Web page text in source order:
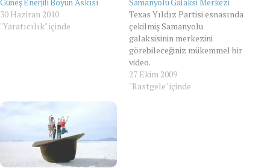
30 Haziran 2010
"Yaratıcılık" içinde
Texas Yıldız Partisi esnasında
çekilmiş Samanyolu
galaksisinin merkezini
görebileceğiniz mükemmel bir
video.
https://vimeo.com/4505537
27 Ekim 2009
"Rastgele" içinde